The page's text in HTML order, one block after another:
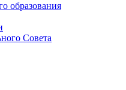
образования
Совета